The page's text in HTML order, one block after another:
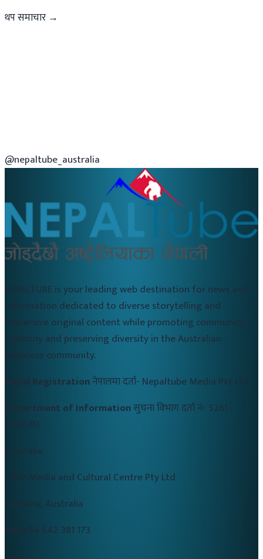
थप समाचार →
@nepaltube_australia
NEPALTUBE is your leading web destination for news and
information dedicated to diverse storytelling and
immersive original content while promoting community
harmony and preserving diversity in the Australian
Nepalese community.
Nepal Registrationनेपालमा दर्ता- Nepaltube Media Pvt Ltd
Department of Informationसुचना विभाग दर्ता नं- 5261-
2082/83
Australia
CALD Media and Cultural Centre Pty Ltd
Brisbane, Australia
84 642 381 173